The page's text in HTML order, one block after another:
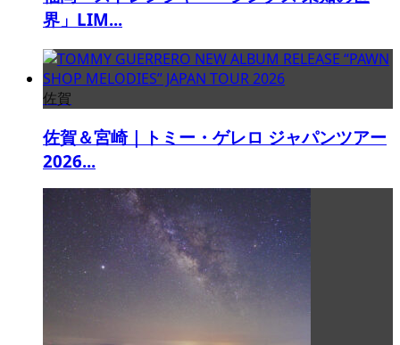
界」LIM...
佐賀
佐賀＆宮崎｜トミー・ゲレロ ジャパンツアー
2026...